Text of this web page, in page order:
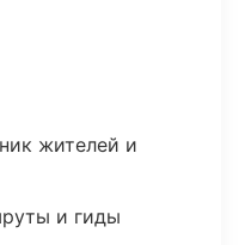
жителей и
и гиды